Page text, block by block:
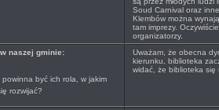
Soud Carnival oraz
Klembów można
tam imprezy.
organizatorzy.
naszej gminie:
być ich rola, w jakim
rozwijać?
Uważam, że obecna
kierunku, biblioteka
widać, że biblioteka się